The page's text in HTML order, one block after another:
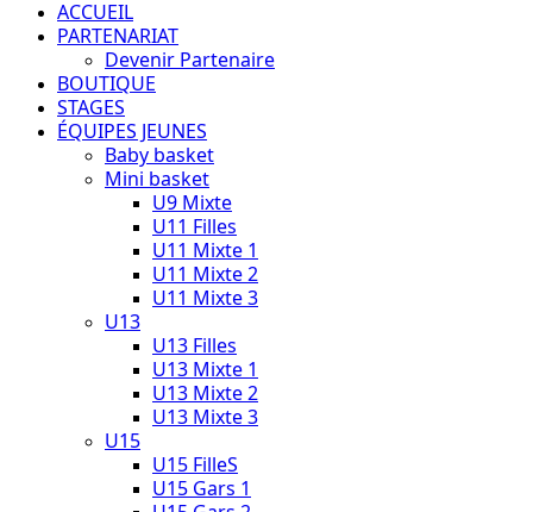
ACCUEIL
PARTENARIAT
Devenir Partenaire
BOUTIQUE
STAGES
ÉQUIPES JEUNES
Baby basket
Mini basket
U9 Mixte
U11 Filles
U11 Mixte 1
U11 Mixte 2
U11 Mixte 3
U13
U13 Filles
U13 Mixte 1
U13 Mixte 2
U13 Mixte 3
U15
U15 FilleS
U15 Gars 1